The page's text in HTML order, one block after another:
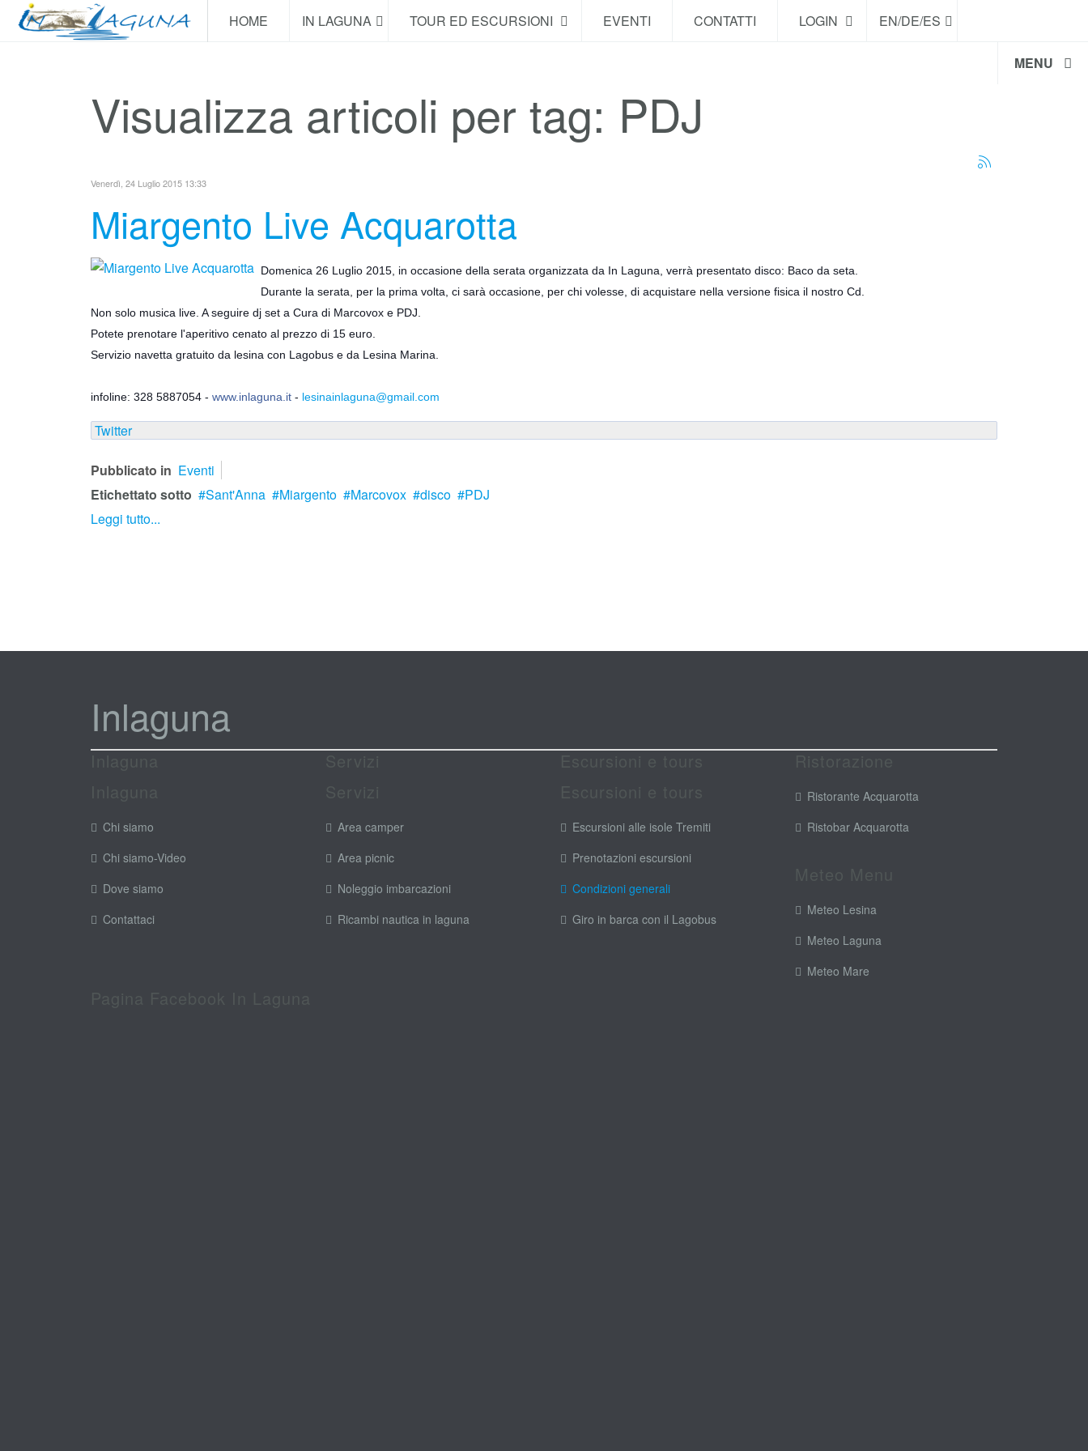
HOME IN LAGUNA TOUR ED ESCURSIONI EVENTI CONTATTI LOGIN EN/DE/ES
MENU
Visualizza articoli per tag: PDJ
Venerdì, 24 Luglio 2015 13:33
Miargento Live Acquarotta
Domenica 26 Luglio 2015, in occasione della serata organizzata da In Laguna, verrà presentato disco: Baco da seta.
Durante la serata, per la prima volta, ci sarà occasione, per chi volesse, di acquistare nella versione fisica il nostro Cd.
Non solo musica live. A seguire dj set a Cura di Marcovox e PDJ.
Potete prenotare l'aperitivo cenato al prezzo di 15 euro.
Servizio navetta gratuito da lesina con Lagobus e da Lesina Marina.
infoline: 328 5887054 - www.inlaguna.it - lesinainlaguna@gmail.com
Twitter
Pubblicato in Eventi
Etichettato sotto
Sant'Anna Miargento Marcovox disco
PDJ
Leggi tutto...
Inlaguna
Chi siamo
Chi siamo-Video
Dove siamo
Contattaci
Area camper
Area picnic
Noleggio imbarcazioni
Ricambi nautica in laguna
Escursioni alle isole Tremiti
Prenotazioni escursioni
Condizioni generali
Giro in barca con il Lagobus
Ristorante Acquarotta
Ristobar Acquarotta
Meteo Lesina
Meteo Laguna
Meteo Mare